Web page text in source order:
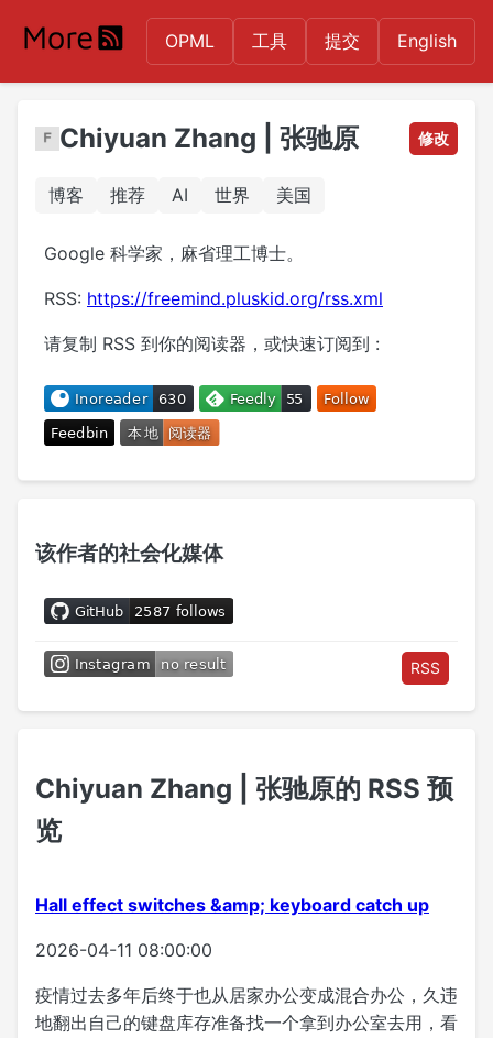
OPML 工具 提交 English
Chiyuan Zhang | 张驰原 修改
博客 推荐 AI 世界 美国
Google 科学家，麻省理工博士。
RSS: https://freemind.pluskid.org/rss.xml
请复制 RSS 到你的阅读器，或快速订阅到 :
Chiyuan Zhang | 张驰原的 RSS 预
览
Hall effect switches &amp; keyboard catch up
2026-04-11 08:00:00
疫情过去多年后终于也从居家办公变成混合办公，久违
地翻出自己的键盘库存准备找一个拿到办公室去用，看
该作者的社会化媒体
RSS